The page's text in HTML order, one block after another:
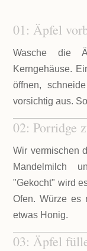
01: Äpfel
Wasche die
Kerngehäuse.
öffnen,
vorsichtig aus.
02: Porridge
Wir vermischen
Mandelmilch
"Gekocht" wird
Ofen. Würze es
etwas Honig.
03: Äpfel